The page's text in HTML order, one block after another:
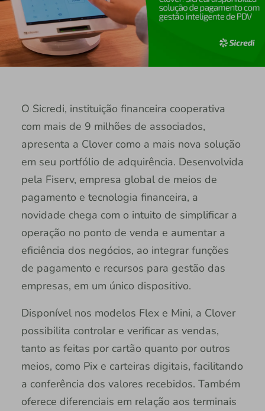
O Sicredi, instituição financeira cooperativa
com mais de 9 milhões de associados,
apresenta a Clover como a mais nova solução
em seu portfólio de adquirência. Desenvolvida
pela Fiserv, empresa global de meios de
pagamento e tecnologia financeira, a
novidade chega com o intuito de simplificar a
operação no ponto de venda e aumentar a
eficiência dos negócios, ao integrar funções
de pagamento e recursos para gestão das
empresas, em um único dispositivo.
Disponível nos modelos Flex e Mini, a Clover
possibilita controlar e verificar as vendas,
tanto as feitas por cartão quanto por outros
meios, como Pix e carteiras digitais, facilitando
a conferência dos valores recebidos. Também
oferece diferenciais em relação aos terminais